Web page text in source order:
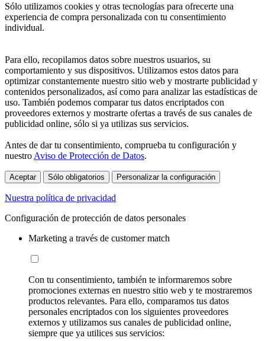
Sólo utilizamos cookies y otras tecnologías para ofrecerte una
experiencia de compra personalizada con tu consentimiento
individual.
Para ello, recopilamos datos sobre nuestros usuarios, su
comportamiento y sus dispositivos. Utilizamos estos datos para
optimizar constantemente nuestro sitio web y mostrarte publicidad y
contenidos personalizados, así como para analizar las estadísticas de
uso. También podemos comparar tus datos encriptados con
proveedores externos y mostrarte ofertas a través de sus canales de
publicidad online, sólo si ya utilizas sus servicios.
Antes de dar tu consentimiento, comprueba tu configuración y
nuestro Aviso de Protección de Datos.
Aceptar Sólo obligatorios Personalizar la configuración
Nuestra política de privacidad
Configuración de protección de datos personales
Marketing a través de customer match
Con tu consentimiento, también te informaremos sobre
promociones externas en nuestro sitio web y te mostraremos
productos relevantes. Para ello, comparamos tus datos
personales encriptados con los siguientes proveedores
externos y utilizamos sus canales de publicidad online,
siempre que ya utilices sus servicios: